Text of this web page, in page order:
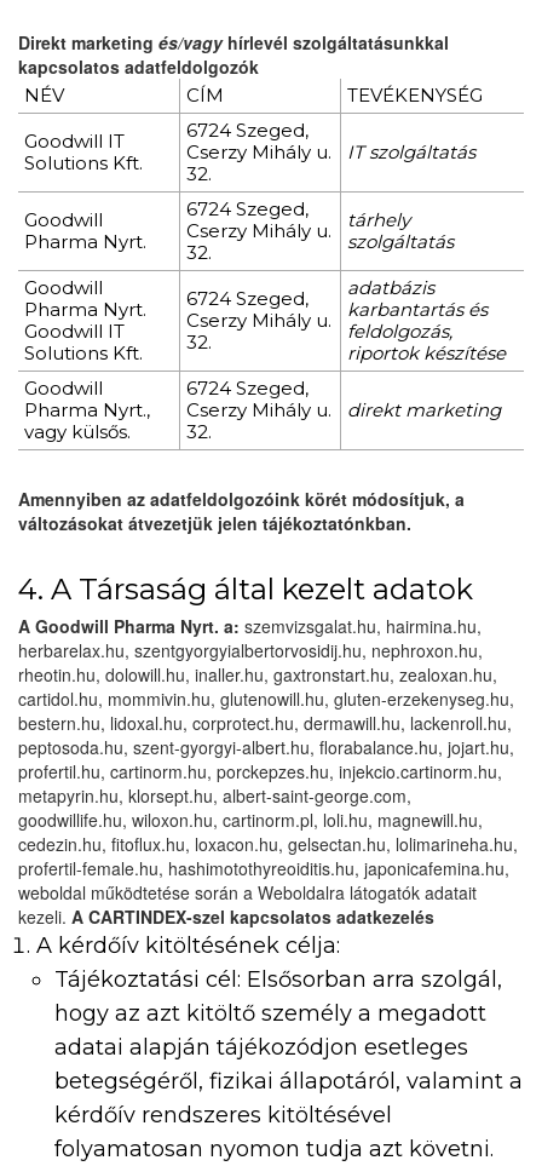
Direkt marketing és/vagyhírlevél szolgáltatásunkkal
kapcsolatos adatfeldolgozók
NÉV CÍM
TEVÉKENYSÉG
Goodwill IT
Solutions Kft.
6724 Szeged,
Cserzy Mihály u.
32.
IT szolgáltatás
Goodwill
Pharma Nyrt.
6724 Szeged,
Cserzy Mihály u.
32.
tárhely
szolgáltatás
Goodwill
Pharma Nyrt.
Goodwill IT
Solutions Kft.
6724 Szeged,
Cserzy Mihály u.
32.
adatbázis
karbantartás és
feldolgozás,
riportok készítése
Goodwill
Pharma Nyrt.,
vagy külsős.
6724 Szeged,
Cserzy Mihály u.
32.
direkt marketing
Amennyiben az adatfeldolgozóink körét módosítjuk, a
változásokat átvezetjük jelen tájékoztatónkban.
4. A Társaság által kezelt adatok
A Goodwill Pharma Nyrt. a: szemvizsgalat.hu, hairmina.hu,
herbarelax.hu, szentgyorgyialbertorvosidij.hu, nephroxon.hu,
rheotin.hu, dolowill.hu, inaller.hu, gaxtronstart.hu, zealoxan.hu,
cartidol.hu, mommivin.hu, glutenowill.hu, gluten-erzekenyseg.hu,
bestern.hu, lidoxal.hu, corprotect.hu, dermawill.hu, lackenroll.hu,
peptosoda.hu, szent-gyorgyi-albert.hu, florabalance.hu, jojart.hu,
profertil.hu, cartinorm.hu, porckepzes.hu, injekcio.cartinorm.hu,
metapyrin.hu, klorsept.hu, albert-saint-george.com,
goodwillife.hu, wiloxon.hu, cartinorm.pl, loli.hu, magnewill.hu,
cedezin.hu, fitoflux.hu, loxacon.hu, gelsectan.hu, lolimarineha.hu,
profertil-female.hu, hashimotothyreoiditis.hu, japonicafemina.hu,
weboldal működtetése során a Weboldalra látogatók adatait
kezeli. A CARTINDEX-szel kapcsolatos adatkezelés
A kérdőív kitöltésének célja:
Tájékoztatási cél: Elsősorban arra szolgál,
hogy az azt kitöltő személy a megadott
adatai alapján tájékozódjon esetleges
betegségéről, fizikai állapotáról, valamint a
kérdőív rendszeres kitöltésével
folyamatosan nyomon tudja azt követni.